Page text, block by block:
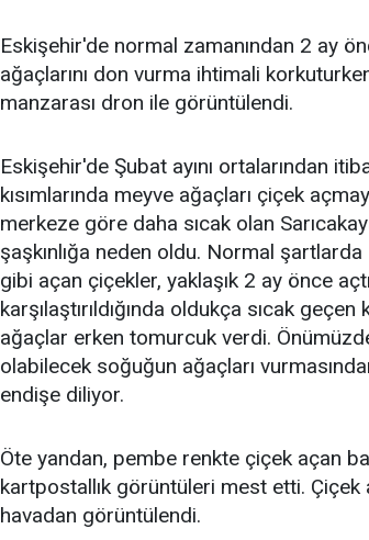
Eskişehir'de normal zamanından 2 ay
ağaçlarını don vurma ihtimali
manzarası dron ile görüntülendi.
Eskişehir'de Şubat ayını ortalarından
kısımlarında meyve ağaçları çiçek
merkeze göre daha sıcak olan
şaşkınlığa neden oldu. Normal şartlarda
gibi açan çiçekler, yaklaşık 2 ay önce
karşılaştırıldığında oldukça sıcak
ağaçlar erken tomurcuk verdi.
olabilecek soğuğun ağaçları
endişe diliyor.
Öte yandan, pembe renkte çiçek açan
kartpostallık görüntüleri mest etti. Çiçek
havadan görüntülendi.